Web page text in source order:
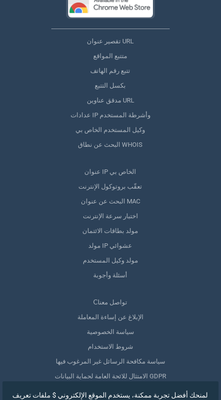
تقصير عنوان URL
متتبع المواقع
تتبع رقم الهاتف
بكسل التتبع
مدقق عناوين URL
عدادات IP وأشرطة المستخدم
وكيل المستخدم الخاص بي
البحث عن نطاق WHOIS
عنوان IP الخاص بي
تعقّب بروتوكول الإنترنت
البحث عن عنوان MAC
اختبار سرعة الإنترنت
مولد بطاقات الائتمان
مولد IP عشوائي
مولد وكيل المستخدم
أسئلة وأجوبة
Сتواصل معنا
الإبلاغ عن إساءة المعاملة
سياسة الخصوصية
شروط الاستخدام
سياسة مكافحة الرسائل غير المرغوب فيها
الامتثال للائحة العامة لحماية البيانات GDPR
حذف بياناتي
لمنحك أفضل تجربة ممكنة، يستخدم الموقع الإلكتروني $ ملفات تعريف